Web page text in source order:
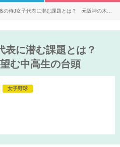
の侍J女子代表に潜む課題とは？ 元阪神の木戸
表に潜む課題とは？
む中高生の台頭
女子野球